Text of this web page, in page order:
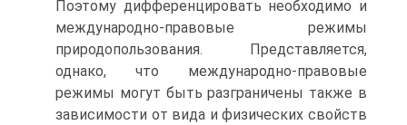
Поэтому дифференцировать необходимо и
международно-правовые режимы
природопользования. Представляется,
однако, что международно-правовые
режимы могут быть разграничены также в
зависимости от вида и физических свойств